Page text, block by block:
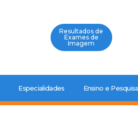
Resultados de
Exames de
Imagem
Especialidades Ensino e